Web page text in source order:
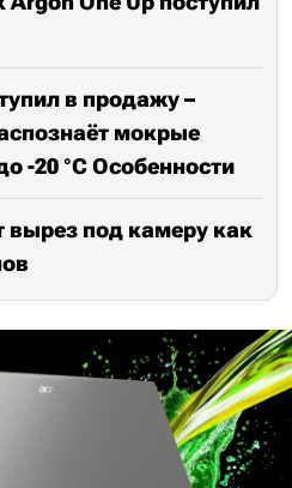
в продажу –
мокрые
-20 °C Особенности
вырез под камеру как